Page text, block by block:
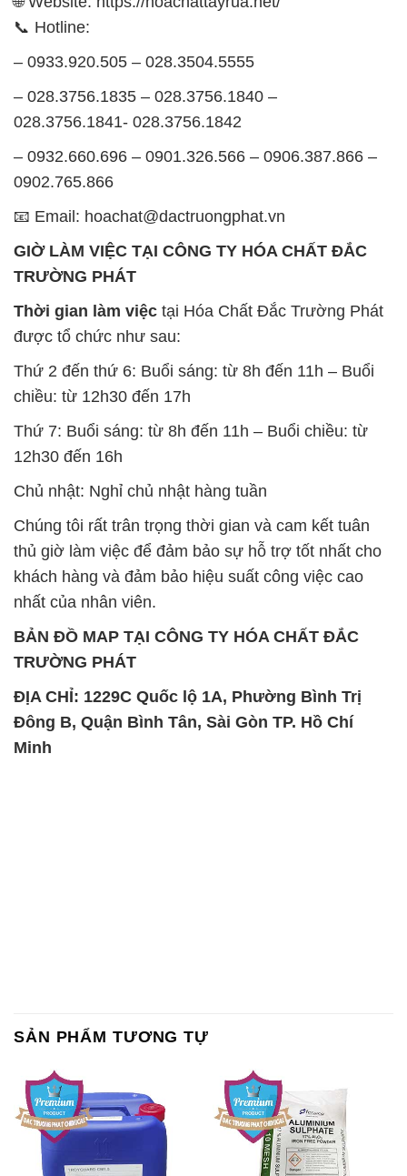
028.3756.1841- 028.3756.1842
0902.765.866
📧 Email: hoachat@dactruongphat.vn
TRƯỜNG PHÁT
được tổ chức như sau:
Thứ 2 đến thứ 6: Buổi sáng: từ 8h đến 11h – Buổi
chiều: từ 12h30 đến 17h
Thứ 7: Buổi sáng: từ 8h đến 11h – Buổi chiều: từ
12h30 đến 16h
Chủ nhật: Nghỉ chủ nhật hàng tuần
thủ giờ làm việc để đảm bảo sự hỗ trợ tốt nhất cho
khách hàng và đảm bảo hiệu suất công việc cao
nhất của nhân viên.
BẢN ĐỒ MAP TẠI CÔNG TY HÓA CHẤT ĐẮC
TRƯỜNG PHÁT
ĐỊA CHỈ: 1229C Quốc lộ 1A, Phường Bình Trị
Đông B, Quận Bình Tân, Sài Gòn TP. Hồ Chí
Minh
Chất Bảo Quản CMIT Thái
Phèn Nhôm – Al2(SO4)3 17%